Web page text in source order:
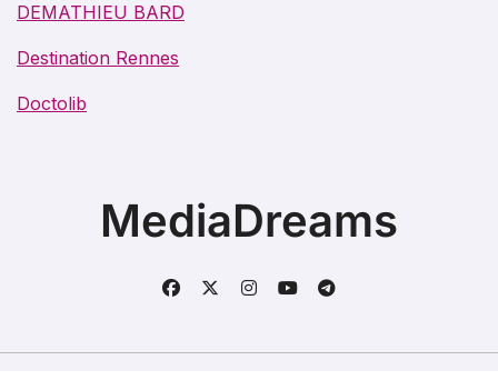
DEMATHIEU BARD
Destination Rennes
Doctolib
MediaDreams